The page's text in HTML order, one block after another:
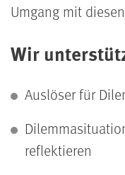
Umgang mit
Wir
Auslöser für
reflektieren